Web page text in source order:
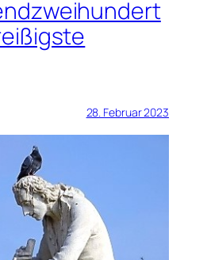
28. Februar 2023